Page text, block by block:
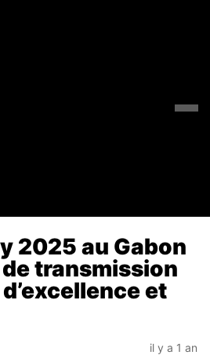
2025 au Gabon
transmission
et
il y a 1 an